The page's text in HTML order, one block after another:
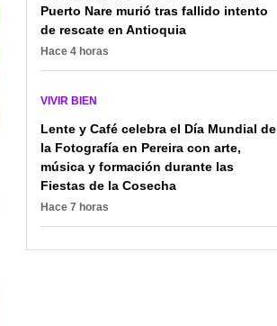
Puerto Nare murió tras fallido intento
de rescate en Antioquia
Hace 4 horas
VIVIR BIEN
Lente y Café celebra el Día Mundial de
la Fotografía en Pereira con arte,
música y formación durante las
Fiestas de la Cosecha
Hace 7 horas